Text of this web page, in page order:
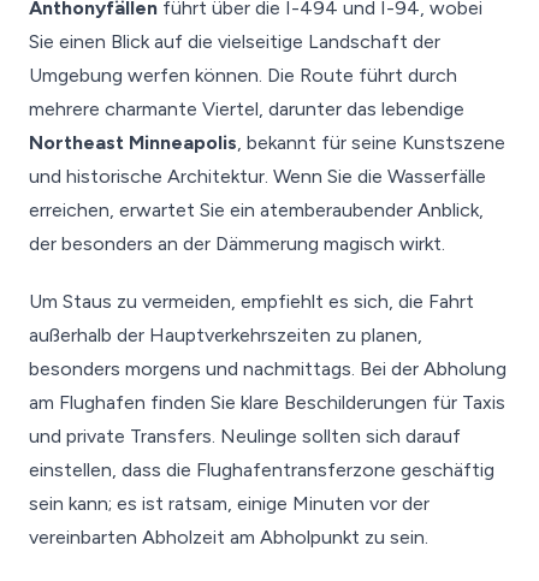
Anthonyfällen führt über die I-494 und I-94, wobei
Sie einen Blick auf die vielseitige Landschaft der
Umgebung werfen können. Die Route führt durch
mehrere charmante Viertel, darunter das lebendige
Northeast Minneapolis, bekannt für seine Kunstszene
und historische Architektur. Wenn Sie die Wasserfälle
erreichen, erwartet Sie ein atemberaubender Anblick,
der besonders an der Dämmerung magisch wirkt.
Um Staus zu vermeiden, empfiehlt es sich, die Fahrt
außerhalb der Hauptverkehrszeiten zu planen,
besonders morgens und nachmittags. Bei der Abholung
am Flughafen finden Sie klare Beschilderungen für Taxis
und private Transfers. Neulinge sollten sich darauf
einstellen, dass die Flughafentransferzone geschäftig
sein kann; es ist ratsam, einige Minuten vor der
vereinbarten Abholzeit am Abholpunkt zu sein.